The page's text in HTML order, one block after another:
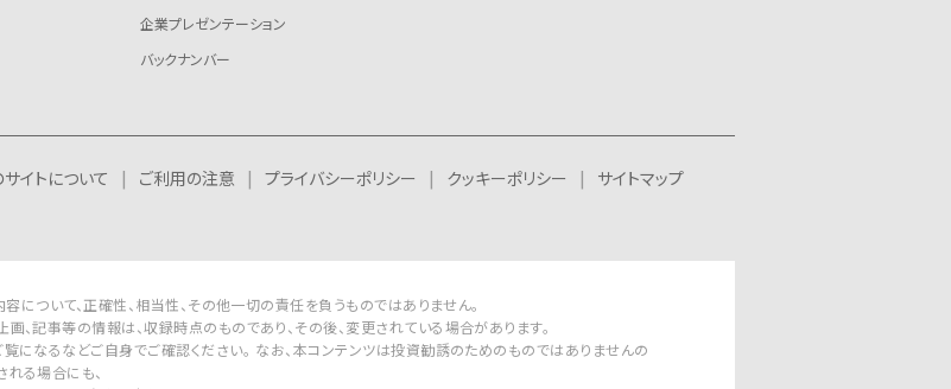
企業プレゼンテーション
バックナンバー
サイトについて ご利用の注意 プライバシーポリシー クッキーポリシー
サイトマップ
について、正確性、相当性、その他一切の責任を負うものではありません。
、記事等の情報は、収録時点のものであり、その後、変更されている場合があります。
になるなどご自身でご確認ください。 なお、本コンテンツは投資勧誘のためのものではありませんの
れる場合にも、